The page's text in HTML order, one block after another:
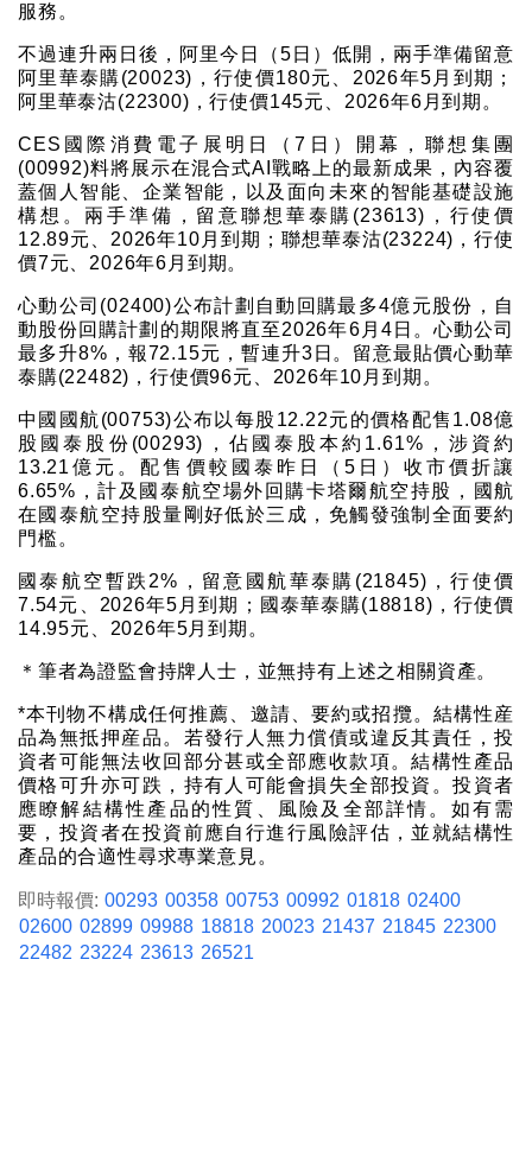
服務。
不過連升兩日後，阿里今日（5日）低開，兩手準備留意
阿里華泰購(20023)，行使價180元、2026年5月到期；
阿里華泰沽(22300)，行使價145元、2026年6月到期。
CES國際消費電子展明日（7日）開幕，聯想集團
(00992)料將展示在混合式AI戰略上的最新成果，內容覆
蓋個人智能、企業智能，以及面向未來的智能基礎設施
構想。兩手準備，留意聯想華泰購(23613)，行使價
12.89元、2026年10月到期；聯想華泰沽(23224)，行使
價7元、2026年6月到期。
心動公司(02400)公布計劃自動回購最多4億元股份，自
動股份回購計劃的期限將直至2026年6月4日。心動公司
最多升8%，報72.15元，暫連升3日。留意最貼價心動華
泰購(22482)，行使價96元、2026年10月到期。
中國國航(00753)公布以每股12.22元的價格配售1.08億
股國泰股份(00293)，佔國泰股本約1.61%，涉資約
13.21億元。配售價較國泰昨日（5日）收市價折讓
6.65%，計及國泰航空場外回購卡塔爾航空持股，國航
在國泰航空持股量剛好低於三成，免觸發強制全面要約
門檻。
國泰航空暫跌2%，留意國航華泰購(21845)，行使價
7.54元、2026年5月到期；國泰華泰購(18818)，行使價
14.95元、2026年5月到期。
＊筆者為證監會持牌人士，並無持有上述之相關資產。
*本刊物不構成任何推薦、邀請、要約或招攬。結構性産
品為無抵押産品。若發行人無力償債或違反其責任，投
資者可能無法收回部分甚或全部應收款項。結構性產品
價格可升亦可跌，持有人可能會損失全部投資。投資者
應瞭解結構性產品的性質、風險及全部詳情。如有需
要，投資者在投資前應自行進行風險評估，並就結構性
產品的合適性尋求專業意見。
即時報價: 00293 00358 00753 00992 01818 02400
02600 02899 09988 18818 20023 21437 21845 22300
22482 23224 23613 26521